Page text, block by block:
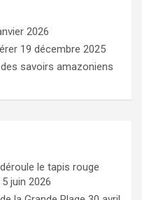
2026
19 décembre 2025
savoirs amazoniens
le tapis rouge
5 juin 2026